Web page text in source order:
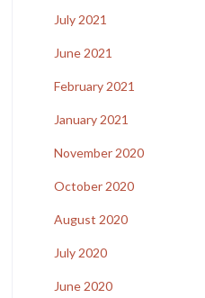
July 2021
June 2021
February 2021
January 2021
November 2020
October 2020
August 2020
July 2020
June 2020